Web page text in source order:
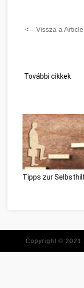
<-- Vissza a
További cikkek
Tipps zur
Copyright © 2021